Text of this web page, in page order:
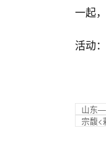
一起
活动
山东—
宗馥<